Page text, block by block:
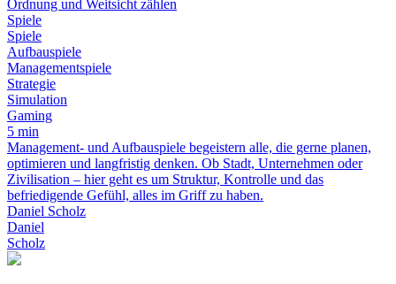
Ordnung und Weitsicht zählen
Spiele
Spiele
Aufbauspiele
Managementspiele
Strategie
Simulation
Gaming
5 min
Management- und Aufbauspiele begeistern alle, die gerne planen,
optimieren und langfristig denken. Ob Stadt, Unternehmen oder
Zivilisation – hier geht es um Struktur, Kontrolle und das
befriedigende Gefühl, alles im Griff zu haben.
Daniel Scholz
Daniel
Scholz